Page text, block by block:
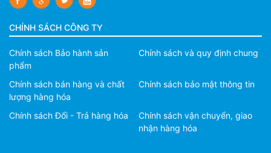
CHÍNH SÁCH CÔNG TY
Chính sách Bảo hành sản
phẩm
Chính sách và quy định chung
Chính sách bán hàng và chất
lượng hàng hóa
Chính sách bảo mật thông tin
Chính sách Đổi - Trả hàng hóa
Chính sách vận chuyển, giao
nhận hàng hóa